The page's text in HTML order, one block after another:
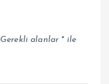
Gerekli alanlar *ile